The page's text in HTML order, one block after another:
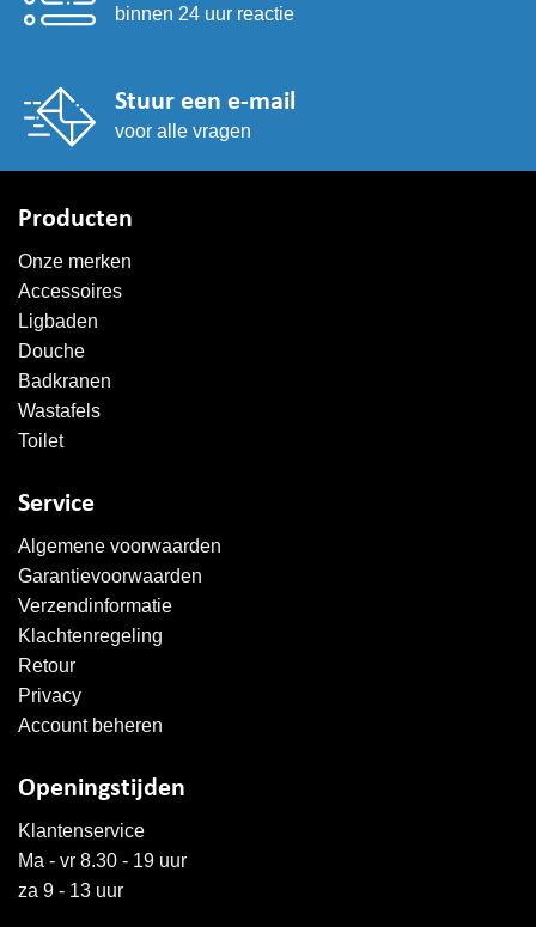
binnen 24 uur reactie
Stuur een e-mail
voor alle vragen
Producten
Onze merken
Accessoires
Ligbaden
Douche
Badkranen
Wastafels
Toilet
Service
Algemene voorwaarden
Garantievoorwaarden
Verzendinformatie
Klachtenregeling
Retour
Privacy
Account beheren
Openingstijden
Klantenservice
Ma - vr 8.30 - 19 uur
za 9 - 13 uur